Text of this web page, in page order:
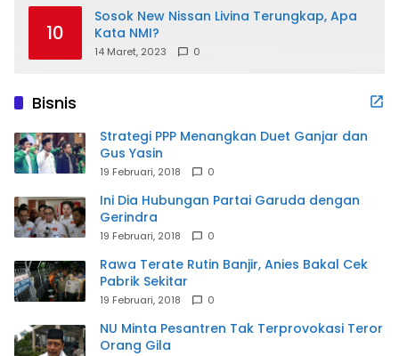
10
Sosok New Nissan Livina Terungkap, Apa
Kata NMI?
14 Maret, 2023 0
Bisnis
Strategi PPP Menangkan Duet Ganjar dan
Gus Yasin
19 Februari, 2018 0
Ini Dia Hubungan Partai Garuda dengan
Gerindra
19 Februari, 2018 0
Rawa Terate Rutin Banjir, Anies Bakal Cek
Pabrik Sekitar
19 Februari, 2018 0
NU Minta Pesantren Tak Terprovokasi Teror
Orang Gila